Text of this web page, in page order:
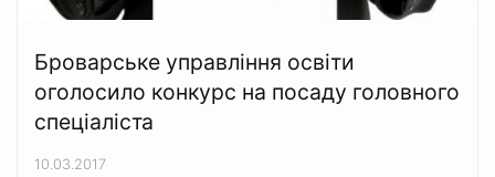
Броварське управління освіти
оголосило конкурс на посаду головного
спеціаліста
10.03.2017